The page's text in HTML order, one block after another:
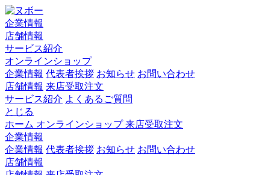
企業情報
店舗情報
サービス紹介
オンラインショップ
企業情報 代表者挨拶 お知らせ お問い合わせ
店舗情報 来店受取注文
サービス紹介 よくあるご質問
とじる
ホーム オンラインショップ来店受取注文
企業情報
企業情報 代表者挨拶 お知らせ お問い合わせ
店舗情報